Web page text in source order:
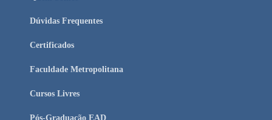
Dúvidas Frequentes
Certificados
Faculdade Metropolitana
Cursos Livres
Pós-Graduação EAD